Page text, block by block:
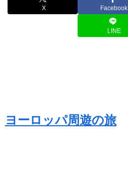
X Facebook
LINE
ヨーロッパ周遊の旅